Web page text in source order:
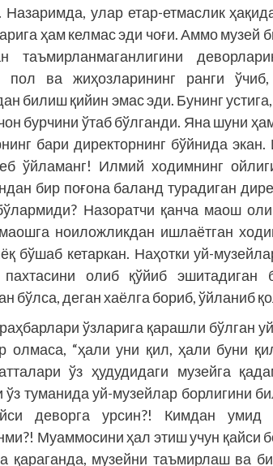
улар етар-етмаслик
ҳам келмас эди чоғи. Аммо музей
таъмирланмаганлигини
пол ва жиҳозларининг ранги
билиш қийин эмас эди. Бунинг
бурчини ўтаб бўлганди. Яна шуни
бари директорнинг бўйнида
ўйламанг! Илмий ходимнинг
бир поғона баланд турадиган
Назоратчи қанча маош
ноиложликдан ишлаётган
бўшаб кетаркан. Наҳотки уй-
пахтасини олиб қўйиб
бўлса, деган хаёлга бориб, ўйланиб
ўзларига қарашли бўлган
олмаса, “ҳали уни қил, ҳали буни
ўз ҳудудидаги музейга
туманида уй-музейлар борлигини
деворга урсин?! Кимдан умид
Муаммосини ҳал этиш учун қайси
қараганда, музейни таъмирлаш ва